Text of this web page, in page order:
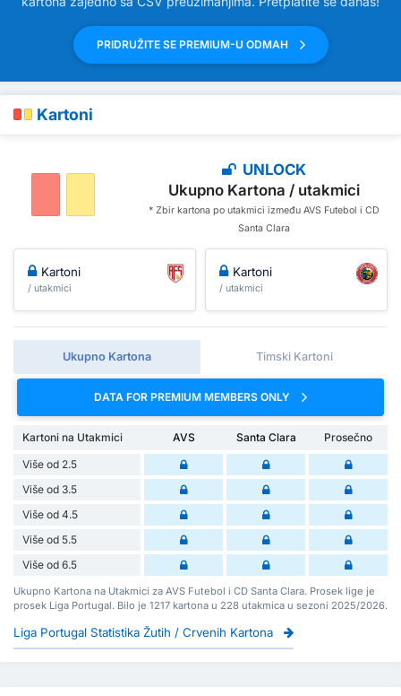
PRIDRUŽITE SE PREMIUM-U ODMAH
Kartoni
UNLOCK
Ukupno Kartona / utakmici
* Zbir kartona po utakmici između AVS Futebol i CD
Santa Clara
Kartoni
/ utakmici
Kartoni
/ utakmici
Ukupno Kartona Timski Kartoni
DATA FOR PREMIUM MEMBERS ONLY
Kartoni na Utakmici AVS Santa Clara
Prosečno
Više od 2.5
Više od 3.5
Više od 4.5
Više od 5.5
Više od 6.5
Ukupno Kartona na Utakmici za AVS Futebol i CD Santa Clara. Prosek lige je
prosek Liga Portugal. Bilo je 1217 kartona u 228 utakmica u sezoni 2025/2026.
Liga Portugal Statistika Žutih / Crvenih Kartona